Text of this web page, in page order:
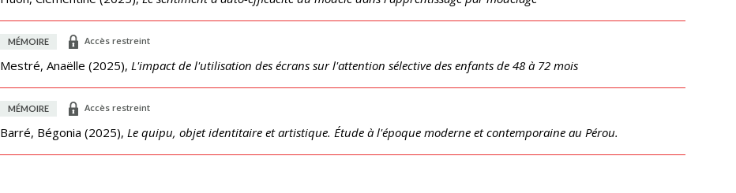
MÉMOIRE Accès restreint
Mestré, Anaëlle (2025), L'impact de l'utilisation des écrans sur l'attention sélective des enfants de 48 à 72 mois
MÉMOIRE Accès restreint
Barré, Bégonia (2025), Le quipu, objet identitaire et artistique. Étude à l'époque moderne et contemporaine au Pérou.